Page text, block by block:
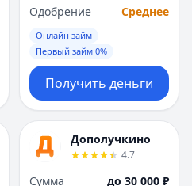
Оренбург
П
Пенза
Пермь
Р
Ростов-на-Дону
Рязань
С
Самара
Санкт-Петербург
Оренбург
П
Пенза
Пермь
Р
Ростов-на-Дону
Рязань
С
Самара
Санкт-Петербург
Одобрение
Среднее
Онлайн займ
Первый займ 0%
Получить деньги
Дополучкино
4.7
Сумма
до 30 000 ₽